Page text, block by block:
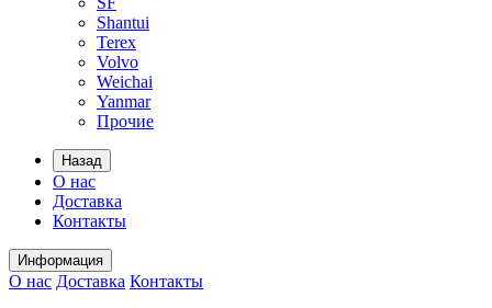
Shantui
Terex
Volvo
Weichai
Yanmar
Прочие
Назад
О нас
Доставка
Контакты
Информация
О нас Доставка Контакты